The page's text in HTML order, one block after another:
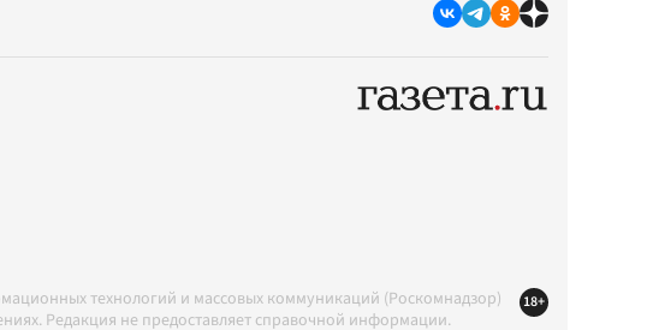
технологий и массовых коммуникаций (Роскомнадзор)
Редакция не предоставляет справочной информации.
18+